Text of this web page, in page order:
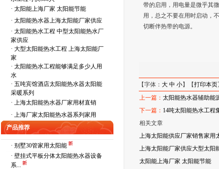
· 太阳能上海厂家 太阳能节能
· 太阳能热水器上海太阳能厂家供应
· 太阳能热水工程 中型太阳能热水厂
家供应
· 大型太阳能热水工程 上海太阳能厂
家
· 太阳能热水工程能够满足多少人用
水
· 五吨宾馆酒店太阳能热水器太阳能
采暖系列
· 上海太阳能热水器厂家用材直销
· 上海厂家太阳能热水器系列家用
产品推荐
· 别墅30管家用太阳能
· 壁挂式平板分体太阳能热水器设备
系...
带的启用，用电量是微乎其
用，总之不要在用时启动，
切断伴热带的电源。
【字体：大 中 小】【打印本页
上一篇：太阳能热水器辅助能
下一篇： 14吨太阳能热水工程
相关文章
上海太阳能供应厂家销售家用
上海太阳能厂家供应大型太阳
太阳能上海厂家 太阳能节能